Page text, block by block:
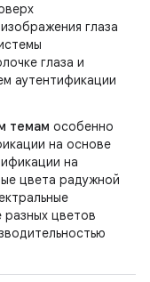
глаза
глаза и
аутентификации
темам особенно
на основе
на
цвета радужной
разных цветов